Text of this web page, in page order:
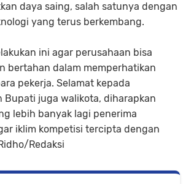
daya saing, salah satunya dengan
yang terus berkembang.
ini agar perusahaan bisa
bertahan dalam memperhatikan
pekerja. Selamat kepada
Bupati juga walikota, diharapkan
lebih banyak lagi penerima
iklim kompetisi tercipta dengan
Redaksi